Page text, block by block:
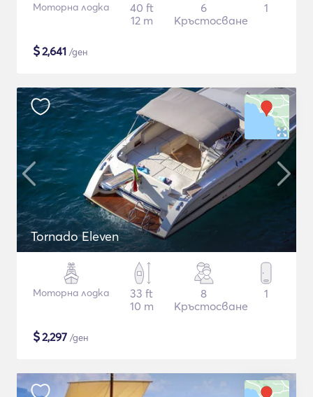
Моторна лодка
40 ft
12 m
6
Кръстосване
1
$2,641 /ден
Tornado Eleven
Моторна лодка
33 ft
10 m
8
Кръстосване
1
$2,297 /ден